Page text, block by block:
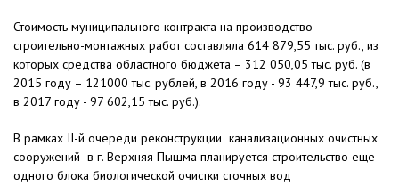
Стоимость муниципального контракта на производство
строительно-монтажных работ составляла 614 879,55 тыс. руб., из
которых средства областного бюджета – 312 050,05 тыс. руб. (в
2015 году – 121000 тыс. рублей, в 2016 году - 93 447,9 тыс. руб.,
в 2017 году - 97 602,15 тыс. руб.).
В рамках II-й очереди реконструкции канализационных очистных
сооружений в г. Верхняя Пышма планируется строительство еще
одного блока биологической очистки сточных вод